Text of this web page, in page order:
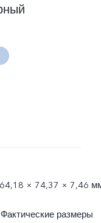
× 74,37 × 7,46
размеры